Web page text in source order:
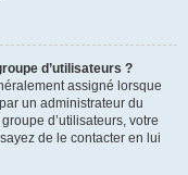
d’utilisateurs ?
assigné lorsque
un administrateur du
d’utilisateurs, votre
de le contacter en lui